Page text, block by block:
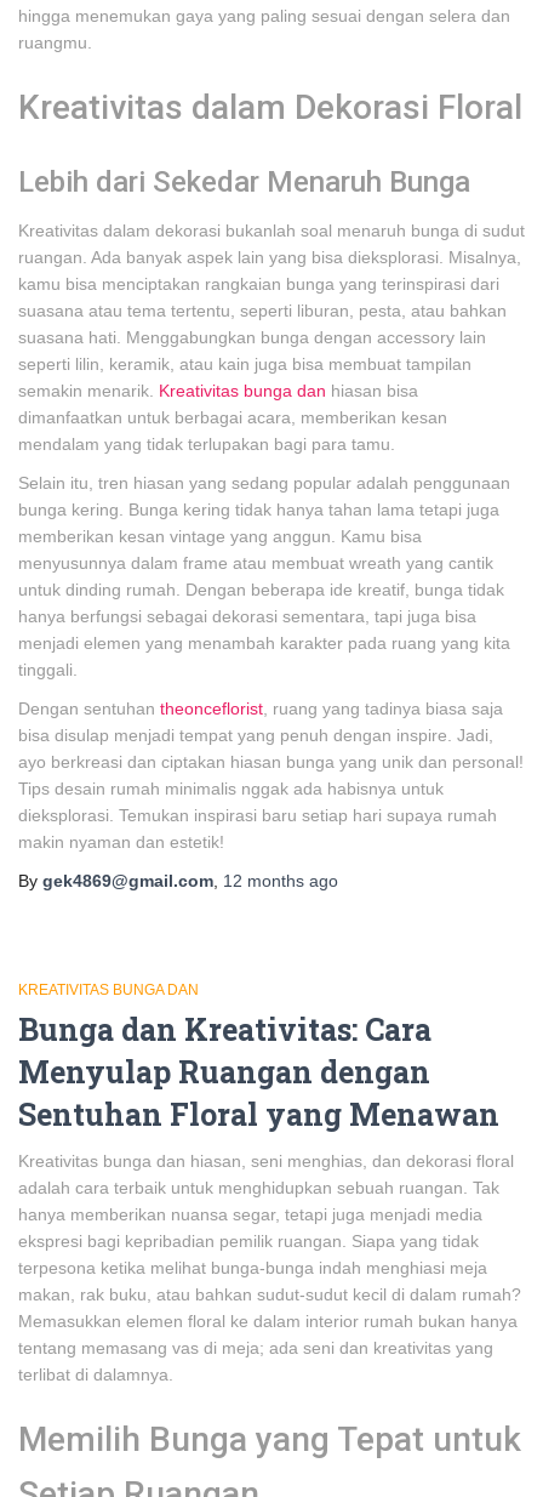
hingga menemukan gaya yang paling sesuai dengan selera dan
ruangmu.
Kreativitas dalam Dekorasi Floral
Lebih dari Sekedar Menaruh Bunga
Kreativitas dalam dekorasi bukanlah soal menaruh bunga di sudut
ruangan. Ada banyak aspek lain yang bisa dieksplorasi. Misalnya,
kamu bisa menciptakan rangkaian bunga yang terinspirasi dari
suasana atau tema tertentu, seperti liburan, pesta, atau bahkan
suasana hati. Menggabungkan bunga dengan accessory lain
seperti lilin, keramik, atau kain juga bisa membuat tampilan
semakin menarik. Kreativitas bunga dan hiasan bisa
dimanfaatkan untuk berbagai acara, memberikan kesan
mendalam yang tidak terlupakan bagi para tamu.
Selain itu, tren hiasan yang sedang popular adalah penggunaan
bunga kering. Bunga kering tidak hanya tahan lama tetapi juga
memberikan kesan vintage yang anggun. Kamu bisa
menyusunnya dalam frame atau membuat wreath yang cantik
untuk dinding rumah. Dengan beberapa ide kreatif, bunga tidak
hanya berfungsi sebagai dekorasi sementara, tapi juga bisa
menjadi elemen yang menambah karakter pada ruang yang kita
tinggali.
Dengan sentuhan theonceflorist , ruang yang tadinya biasa saja
bisa disulap menjadi tempat yang penuh dengan inspire. Jadi,
ayo berkreasi dan ciptakan hiasan bunga yang unik dan personal!
Tips desain rumah minimalis nggak ada habisnya untuk
dieksplorasi. Temukan inspirasi baru setiap hari supaya rumah
makin nyaman dan estetik!
By gek4869@gmail.com 12 months ago
KREATIVITAS BUNGA DAN
Bunga dan Kreativitas: Cara
Menyulap Ruangan dengan
Sentuhan Floral yang Menawan
Kreativitas bunga dan hiasan, seni menghias, dan dekorasi floral
adalah cara terbaik untuk menghidupkan sebuah ruangan. Tak
hanya memberikan nuansa segar, tetapi juga menjadi media
ekspresi bagi kepribadian pemilik ruangan. Siapa yang tidak
terpesona ketika melihat bunga-bunga indah menghiasi meja
makan, rak buku, atau bahkan sudut-sudut kecil di dalam rumah?
Memasukkan elemen floral ke dalam interior rumah bukan hanya
tentang memasang vas di meja; ada seni dan kreativitas yang
terlibat di dalamnya.
Memilih Bunga yang Tepat untuk